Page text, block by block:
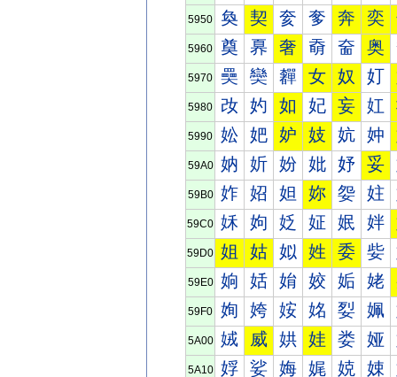
5950 奐 契 奒 奓 奔 奕
5960 奠 奡 奢 奣 奤 奥
5970 奰 奱 奲 女 奴 奵
5980 妀 妁 如 妃 妄 妅
5990 妐 妑 妒 妓 妔 妕
59A0 妠 妡 妢 妣 妤 妥
59B0 妰 妱 妲 妳 妴 妵
59C0 姀 姁 姂 姃 姄 姅
59D0 姐 姑 姒 姓 委 姕
59E0 姠 姡 姢 姣 姤 姥
59F0 姰 姱 姲 姳 姴 姵
5A00 娀 威 娂 娃 娄 娅
5A10 娐 娑 娒 娓 娔 娕